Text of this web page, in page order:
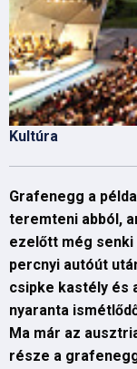
Kultúra
Grafenegg a
teremteni abból,
ezelőtt még senki
percnyi autóút
csipke kastély és
nyaranta
Ma már az
része a